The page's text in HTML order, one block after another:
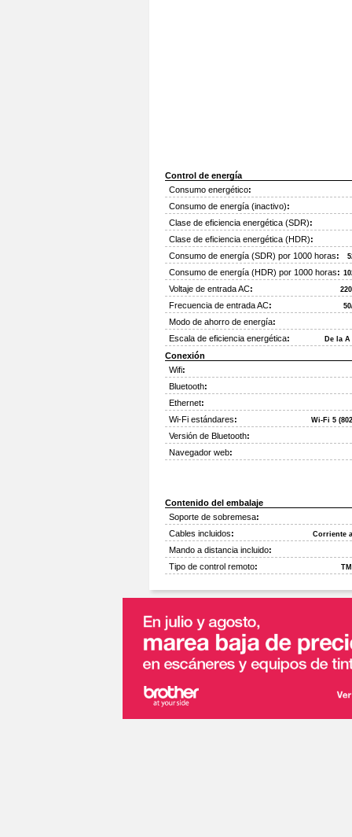
Control de energía
Consumo energético:
Consumo de energía (inactivo):
Clase de eficiencia energética (SDR):
Clase de eficiencia energética (HDR):
Consumo de energía (SDR) por 1000 horas:
Consumo de energía (HDR) por 1000 horas:
Voltaje de entrada AC:
Frecuencia de entrada AC:
Modo de ahorro de energía:
Escala de eficiencia energética: De la
Conexión
Wifi:
Bluetooth:
Ethernet:
Wi-Fi estándares: Wi-Fi 5
Versión de Bluetooth:
Navegador web:
Contenido del embalaje
Soporte de sobremesa:
Cables incluidos: Corriente
Mando a distancia incluido:
Tipo de control remoto: